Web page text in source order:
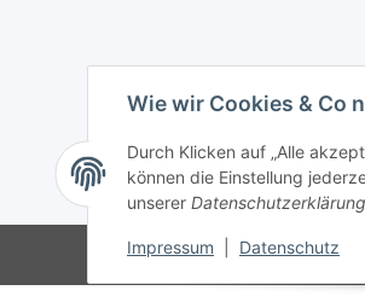
* Alle Preise inkl. gesetzlicher USt., zzgl.
Wie wir Cookies & Co
Durch Klicken auf „Alle
können die Einstellung
unserer Datenschutzerklärung
Impressum Datenschutz